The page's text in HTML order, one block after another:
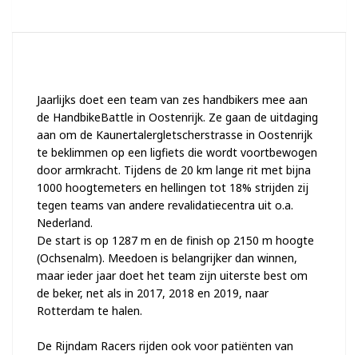
Jaarlijks doet een team van zes handbikers mee aan
de HandbikeBattle in Oostenrijk. Ze gaan de uitdaging
aan om de Kaunertalergletscherstrasse in Oostenrijk
te beklimmen op een ligfiets die wordt voortbewogen
door armkracht. Tijdens de 20 km lange rit met bijna
1000 hoogtemeters en hellingen tot 18% strijden zij
tegen teams van andere revalidatiecentra uit o.a.
Nederland.
De start is op 1287 m en de finish op 2150 m hoogte
(Ochsenalm). Meedoen is belangrijker dan winnen,
maar ieder jaar doet het team zijn uiterste best om
de beker, net als in 2017, 2018 en 2019, naar
Rotterdam te halen.
De Rijndam Racers rijden ook voor patiënten van